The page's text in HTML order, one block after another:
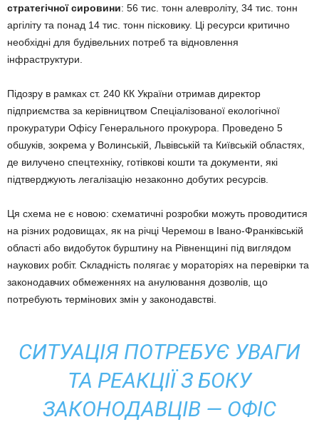
стратегічної сировини: 56 тис. тонн алевроліту, 34 тис. тонн
аргіліту та понад 14 тис. тонн пісковику. Ці ресурси критично
необхідні для будівельних потреб та відновлення
інфраструктури.
Підозру в рамках ст. 240 КК України отримав директор
підприємства за керівництвом Спеціалізованої екологічної
прокуратури Офісу Генерального прокурора. Проведено 5
обшуків, зокрема у Волинській, Львівській та Київській областях,
де вилучено спецтехніку, готівкові кошти та документи, які
підтверджують легалізацію незаконно добутих ресурсів.
Ця схема не є новою: схематичні розробки можуть проводитися
на різних родовищах, як на річці Черемош в Івано-Франківській
області або видобуток бурштину на Рівненщині під виглядом
наукових робіт. Складність полягає у мораторіях на перевірки та
законодавчих обмеженнях на анулювання дозволів, що
потребують термінових змін у законодавстві.
СИТУАЦІЯ ПОТРЕБУЄ УВАГИ
ТА РЕАКЦІЇ З БОКУ
ЗАКОНОДАВЦІВ — ОФІС